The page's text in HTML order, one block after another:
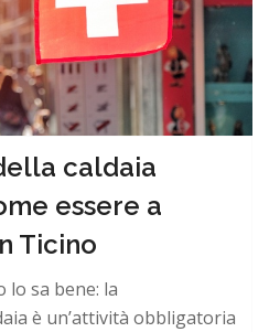
caldaia
essere a
Ticino
lo sa bene: la
è un’attività obbligatoria